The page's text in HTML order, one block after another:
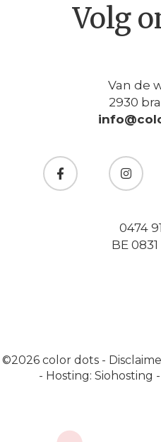
Volg
Van de
2930
0474
BE
©2026 color dots -
- Hosting: Siohosting -